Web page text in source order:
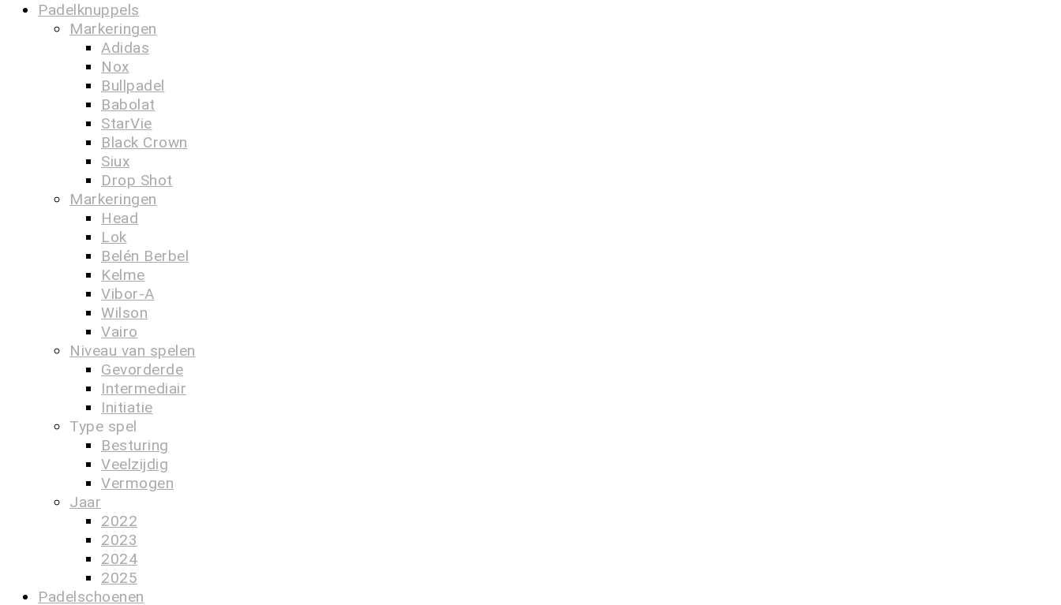
Padelknuppels
Markeringen
Adidas
Nox
Bullpadel
Babolat
StarVie
Black Crown
Siux
Drop Shot
Markeringen
Head
Lok
Belén Berbel
Kelme
Vibor-A
Wilson
Vairo
Niveau van spelen
Gevorderde
Intermediair
Initiatie
Type spel
Besturing
Veelzijdig
Vermogen
Jaar
2022
2023
2024
2025
Padelschoenen